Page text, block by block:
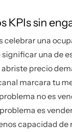
KPIs sin
celebrar una
significar una de
abriste precio
marcara tu
no es
es
capacidad de